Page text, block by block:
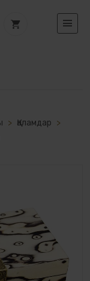
> Қаламдар >